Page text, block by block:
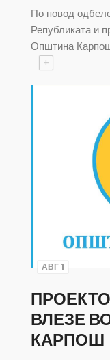
По повод
Републиката и
Општина
+
АВГ 1
ВЛЕЗЕ
КАРПОШ